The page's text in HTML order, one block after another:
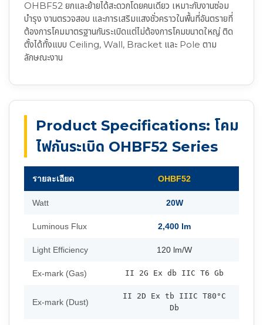
OHBF52 ยกและย้ายได้สะดวกโดยคนเดียว เหมาะกับงานซ่อม
บำรุง งานตรวจสอบ และการเสริมแสงชั่วคราวในพื้นที่อันตรายที่
ต้องการโคมมาตรฐานกันระเบิดแต่ไม่ต้องการโคมขนาดใหญ่ ติด
ตั้งได้ทั้งแบบ Ceiling, Wall, Bracket และ Pole ตาม
ลักษณะงาน
Product Specifications: โคม
ไฟกันระเบิด OHBF52 Series
รายละเอียด OHBF52
Watt 20W
Luminous Flux 2,400 lm
Light Efficiency 120 lm/W
Ex-mark (Gas) II 2G Ex db IIC T6 Gb
Ex-mark (Dust)
II 2D Ex tb IIIC T80°C
Db